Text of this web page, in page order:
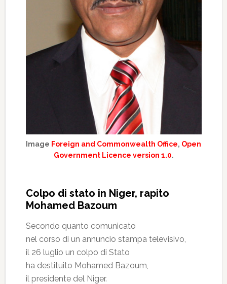
Image Foreign and Commonwealth Office, Open
Government Licence version 1.0.
Colpo di stato in Niger, rapito
Mohamed Bazoum
Secondo quanto comunicato
nel corso di un annuncio stampa televisivo,
il 26 luglio un colpo di Stato
ha destituito Mohamed Bazoum,
il presidente del Niger.